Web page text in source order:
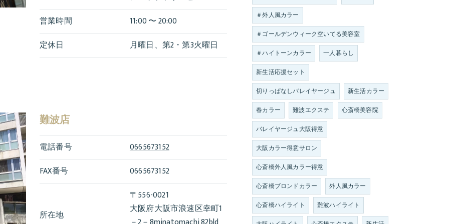
営業時間
11:00 〜 20:00
定休日
月曜日、第2・第3火曜日
難波店
電話番号
0665673152
FAX番号
0665673152
所在地
〒556-0021
大阪府大阪市浪速区幸町1
＃外人風カラー
＃ゴールデンウィーク空いてる美容室
＃ハイトーンカラー
一人暮らし
新生活応援セット
切りっぱなしバレイヤージュ
新生活カラー
春カラー
難波エクステ
心斎橋美容院
バレイヤージュ大阪得意
大阪カラー得意サロン
心斎橋外人風カラー得意
心斎橋ブロンドカラー
外人風カラー
心斎橋ハイライト
難波ハイライト